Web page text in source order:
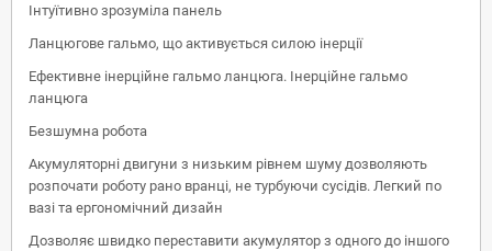
Інтуїтивно зрозуміла панель
Ланцюгове гальмо, що активується силою інерції
Ефективне інерційне гальмо ланцюга. Інерційне гальмо
ланцюга
Безшумна робота
Акумуляторні двигуни з низьким рівнем шуму дозволяють
розпочати роботу рано вранці, не турбуючи сусідів. Легкий по
вазі та ергономічний дизайн
Дозволяє швидко переставити акумулятор з одного до іншого